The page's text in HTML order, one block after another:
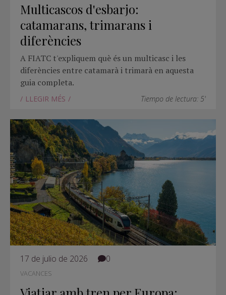
Multicascos d'esbarjo:
catamarans, trimarans i
diferències
A FIATC t'expliquem què és un multicasc i les
diferències entre catamarà i trimarà en aquesta
guia completa.
LLEGIR MÉS Tiempo de lectura: 5'
17 de julio de 2026 0
VACANCES